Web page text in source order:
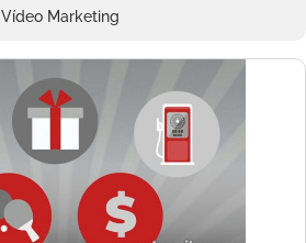
Vídeo Marketing